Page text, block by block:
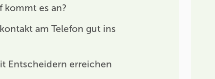
kommt es an?
am Telefon gut ins
Entscheidern erreichen